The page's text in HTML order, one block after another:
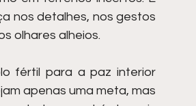
nos detalhes, nos gestos
olhares alheios.
fértil para a paz interior
apenas uma meta, mas